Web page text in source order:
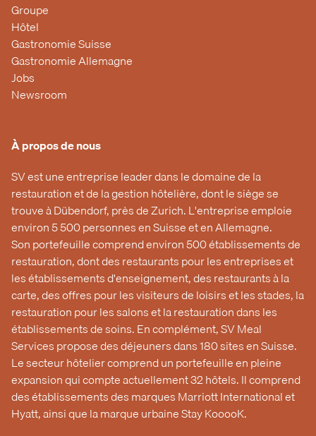
Groupe
Hôtel
Gastronomie Suisse
Gastronomie Allemagne
Jobs
Newsroom
À propos de nous
SV est une entreprise leader dans le domaine de la
restauration et de la gestion hôtelière, dont le siège se
trouve à Dübendorf, près de Zurich. L'entreprise emploie
environ 5 500 personnes en Suisse et en Allemagne.
Son portefeuille comprend environ 500 établissements de
restauration, dont des restaurants pour les entreprises et
les établissements d'enseignement, des restaurants à la
carte, des offres pour les visiteurs de loisirs et les stades, la
restauration pour les salons et la restauration dans les
établissements de soins. En complément, SV Meal
Services propose des déjeuners dans 180 sites en Suisse.
Le secteur hôtelier comprend un portefeuille en pleine
expansion qui compte actuellement 32 hôtels. Il comprend
des établissements des marques Marriott International et
Hyatt, ainsi que la marque urbaine Stay KooooK.